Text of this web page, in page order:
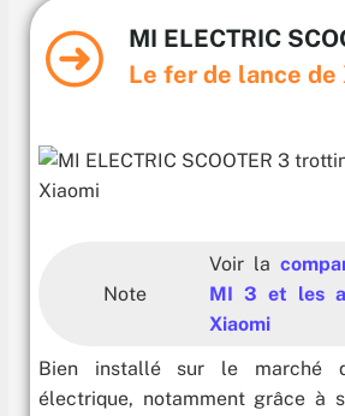
MI ELECTRIC
Le fer de lance de
Note
Voir la
MI 3 et les
Xiaomi
Bien installé sur le marché
électrique, notamment grâce à